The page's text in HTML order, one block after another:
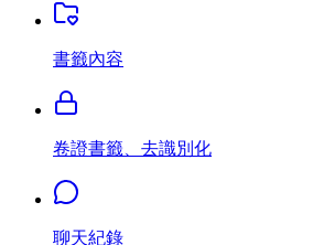
書籤內容
卷證書籤、去識別化
聊天紀錄